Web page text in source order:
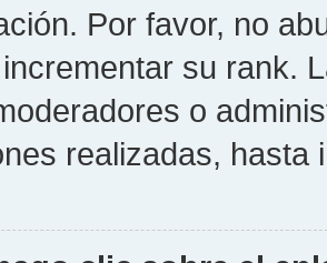
Por favor, no
su rank.
o
realizadas, hasta